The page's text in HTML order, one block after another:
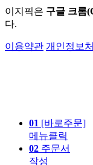
이지픽은 구글 크롬
다.
이용약관 개인정보
01 [바로주문]
메뉴클릭
02 주문서
작성